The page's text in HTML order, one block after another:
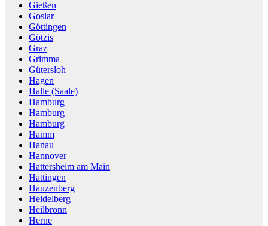
Gießen
Goslar
Göttingen
Götzis
Graz
Grimma
Gütersloh
Hagen
Halle (Saale)
Hamburg
Hamburg
Hamburg
Hamm
Hanau
Hannover
Hattersheim am Main
Hattingen
Hauzenberg
Heidelberg
Heilbronn
Herne